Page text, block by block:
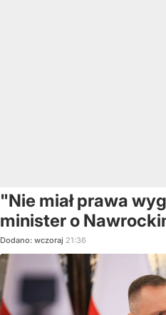
"Nie miał prawa
minister o
Dodano: wczoraj 21:36